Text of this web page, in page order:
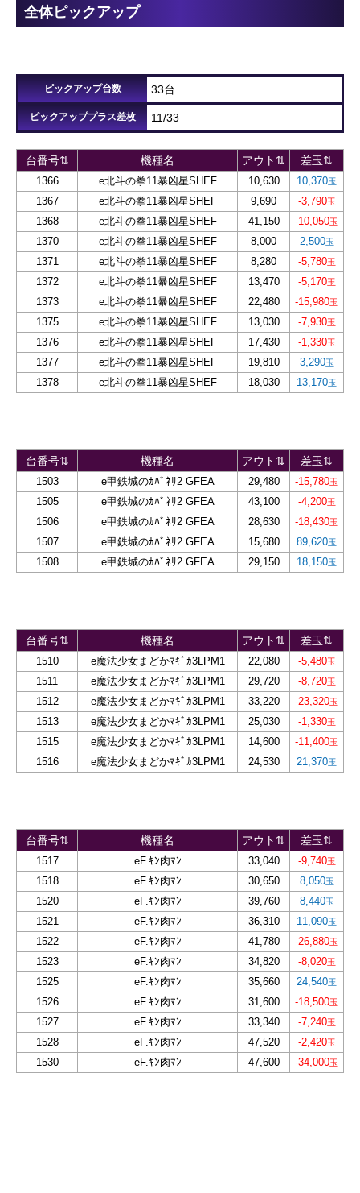
全体ピックアップ
ピックアップ台数 33台
ピックアッププラス差枚 11/33
台番号⇅ 機種名 アウト⇅ 差玉⇅
1366 e北斗の拳11暴凶星SHEF 10,630
10,370
1367
e北斗の拳11暴凶星SHEF 9,690
-3,790
1368
e北斗の拳11暴凶星SHEF 41,150
-10,050
1370
e北斗の拳11暴凶星SHEF 8,000
2,500
1371
e北斗の拳11暴凶星SHEF 8,280
-5,780
1372
e北斗の拳11暴凶星SHEF 13,470
-5,170
1373
e北斗の拳11暴凶星SHEF 22,480
-15,980
1375
e北斗の拳11暴凶星SHEF 13,030
-7,930
1376
e北斗の拳11暴凶星SHEF 17,430
-1,330
1377
e北斗の拳11暴凶星SHEF 19,810
3,290
1378
e北斗の拳11暴凶星SHEF 18,030 13,170
台番号⇅ 機種名 アウト⇅ 差玉⇅
1503 e甲鉄城のｶﾊﾞﾈﾘ2 GFEA 29,480
-15,780
1505
e甲鉄城のｶﾊﾞﾈﾘ2 GFEA 43,100
-4,200
1506
e甲鉄城のｶﾊﾞﾈﾘ2 GFEA 28,630
-18,430
1507
e甲鉄城のｶﾊﾞﾈﾘ2 GFEA 15,680
89,620
1508
e甲鉄城のｶﾊﾞﾈﾘ2 GFEA 29,150 18,150
台番号⇅ 機種名 アウト⇅ 差玉⇅
1510 e魔法少女まどかﾏｷﾞｶ3LPM1 22,080
-5,480
1511
e魔法少女まどかﾏｷﾞｶ3LPM1 29,720
-8,720
1512
e魔法少女まどかﾏｷﾞｶ3LPM1 33,220
-23,320
1513
e魔法少女まどかﾏｷﾞｶ3LPM1 25,030
-1,330
1515
e魔法少女まどかﾏｷﾞｶ3LPM1 14,600
-11,400
1516
e魔法少女まどかﾏｷﾞｶ3LPM1 24,530 21,370
台番号⇅ 機種名 アウト⇅ 差玉⇅
1517 eF.ｷﾝ肉ﾏﾝ 33,040
-9,740
1518
eF.ｷﾝ肉ﾏﾝ 30,650
8,050
1520
eF.ｷﾝ肉ﾏﾝ 39,760
8,440
1521
eF.ｷﾝ肉ﾏﾝ 36,310
11,090
1522
eF.ｷﾝ肉ﾏﾝ 41,780
-26,880
1523
eF.ｷﾝ肉ﾏﾝ 34,820
-8,020
1525
eF.ｷﾝ肉ﾏﾝ 35,660
24,540
1526
eF.ｷﾝ肉ﾏﾝ 31,600
-18,500
1527
eF.ｷﾝ肉ﾏﾝ 33,340
-7,240
1528
eF.ｷﾝ肉ﾏﾝ 47,520
-2,420
1530
eF.ｷﾝ肉ﾏﾝ 47,600 -34,000